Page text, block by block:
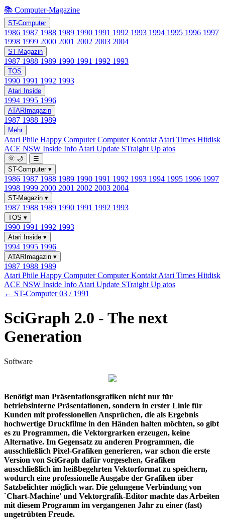
📚 Computer-Magazine
ST-Computer
1986 1987 1988 1989 1990 1991 1992 1993 1994 1995 1996 1997
1998 1999 2000 2001 2002 2003 2004
ST-Magazin
1987 1988 1989 1990 1991 1992 1993
TOS
1990 1991 1992 1993
Atari Inside
1994 1995 1996
ATARImagazin
1987 1988 1989
Mehr
Atari Phile Happy ComputerComputer Kontakt Atari Times Hitdisk
ACE NSW Inside Info Atari Update STraight Up atos
🌞 🌙
☰
ST-Computer ▾
1986 1987 1988 1989 1990 1991 1992 1993 1994 1995 1996 1997
1998 1999 2000 2001 2002 2003 2004
ST-Magazin ▾
1987 1988 1989 1990 1991 1992 1993
TOS ▾
1990 1991 1992 1993
Atari Inside ▾
1994 1995 1996
ATARImagazin ▾
1987 1988 1989
Atari Phile Happy ComputerComputer Kontakt Atari Times Hitdisk
ACE NSW Inside Info Atari Update STraight Up atos
← ST-Computer 03 / 1991
SciGraph 2.0 - The next
Generation
Software
Benötigt man Präsentationsgrafiken nicht nur für
betriebsinterne Präsentationen, sondern in erster Linie für
Kunden mit professionellen Ansprüchen, die als Ergebnis
hochwertige Druckfilme in den Händen halten möchten, so gibt
es zu Programmen, die Vektorgrarken erzeugen, keine
Alternative. Im Gegensatz zu anderen Programmen, die
ausschließlich Pixel-Grafiken generieren, war schon die erste
Version von SciGraph dafür vorgesehen, Grafiken
ausschließlich im heißbegehrten Vektorformat zu speichern,
wodurch eine professionelle Ausgabe der Grafiken über
Satzbelichter möglich war. Die gelungene Verbindung von
`Chart-Machine' und Vektorgrafik-Editor machte das Arbeiten
mit diesem Programm im vergangenen Jahr zu einer (fast)
ungetrübten Freude.